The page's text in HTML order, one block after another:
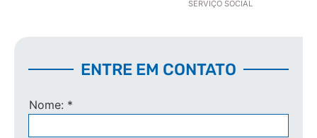
SERVIÇO SOCIAL
ENTRE EM CONTATO
Nome: *